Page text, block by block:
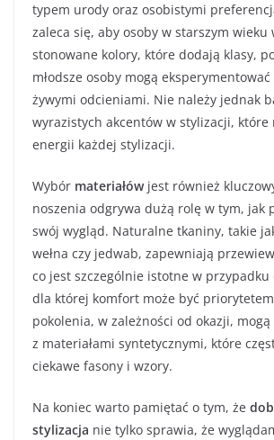
typem urody oraz osobistymi
zaleca się, aby osoby w starszym wieku
stonowane kolory, które dodają klasy,
młodsze osoby mogą
żywymi odcieniami. Nie należy jednak
wyrazistych akcentów w stylizacji, które
energii każdej stylizacji.
Wybór materiałówjest również
noszenia odgrywa dużą rolę w tym, jak
swój wygląd. Naturalne tkaniny, takie
wełna czy jedwab, zapewniają
co jest szczególnie istotne w przypadku
dla której komfort może być
pokolenia, w zależności od okazji,
z materiałami syntetycznymi, które
ciekawe fasony i wzory.
Na koniec warto pamiętać o tym, że
stylizacja nie tylko sprawia, że